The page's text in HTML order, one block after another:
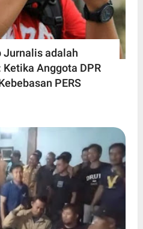
Jurnalis adalah
Anggota DPR
PERS